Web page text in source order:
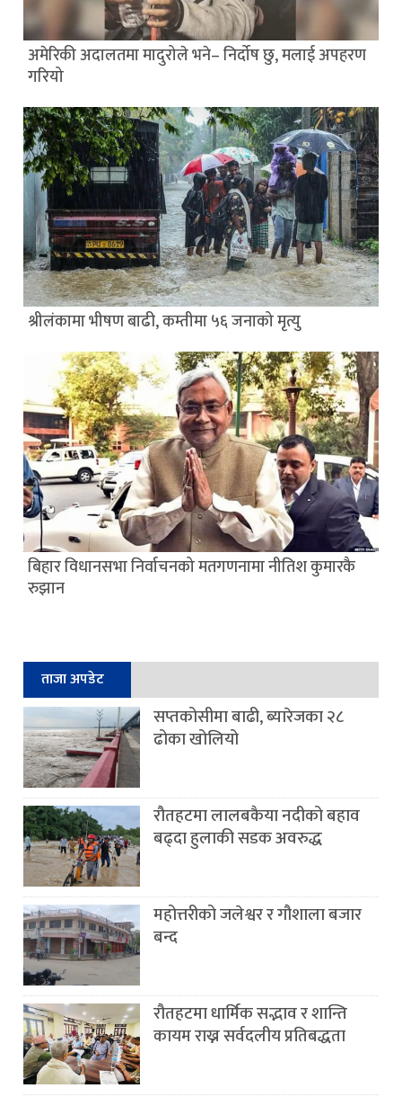
अमेरिकी अदालतमा मादुरोले भने– निर्दोष छु, मलाई अपहरण
गरियो
श्रीलंकामा भीषण बाढी, कम्तीमा ५६ जनाको मृत्यु
बिहार विधानसभा निर्वाचनको मतगणनामा नीतिश कुमारकै
रुझान
ताजा अपडेट
सप्तकोसीमा बाढी, ब्यारेजका २८
ढोका खोलियो
रौतहटमा लालबकैया नदीको बहाव
बढ्दा हुलाकी सडक अवरुद्ध
महोत्तरीको जलेश्वर र गौशाला बजार
बन्द
रौतहटमा धार्मिक सद्भाव र शान्ति
कायम राख्न सर्वदलीय प्रतिबद्धता